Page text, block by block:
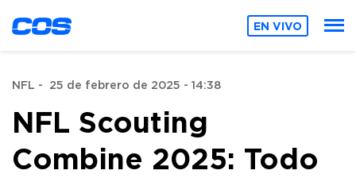
EN VIVO
NFL - 25 de febrero de 2025 - 14:38
NFL Scouting
Combine 2025: Todo